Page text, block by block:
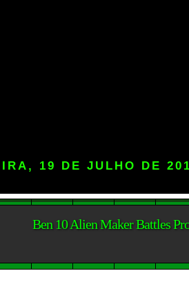
19 DE JULHO DE
Ben 10 Alien Maker Battles